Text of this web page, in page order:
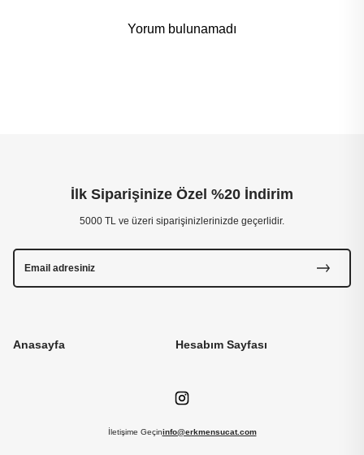
Yorum bulunamadı
İletişime Geçininfo@erkmensucat.com
Anasayfa Hesabım Sayfası
İlk Siparişinize Özel %20 İndirim
5000 TL ve üzeri siparişinizlerinizde geçerlidir.